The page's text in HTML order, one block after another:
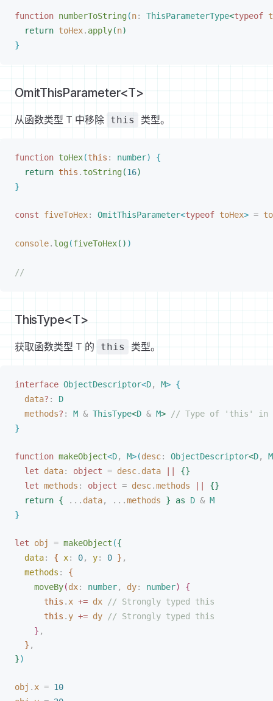
function numberToString(n: ThisParameterType<typeof
return toHex. apply(n)
}
OmitThisParameter<T>
从函数类型 T 中移除 this 类型。
function toHex(this : number)
{
return this . toString(16)
}
const fiveToHex: OmitThisParameter<typeof toHex> =
console. log(fiveToHex( ) )
//
ThisType<T>
获取函数类型 T 的 this 类型。
interface ObjectDescriptor<D, M> {
data? : D
methods? : M & ThisType<D & M>
// Type of 'this' in
}
function makeObject<D, M>(desc: ObjectDescriptor<D, M
let data: object = desc. data || {}
let methods : object = desc.methods || {}
return { ... data, ...methods } as D & M
}
let obj = makeObject ({
data: { x: 0, y: 0 } ,
methods : {
moveBy(dx: number, dy: number)
{
this . x += dx // Strongly typed this
this . y += dy // Strongly typed this
} ,
} ,
})
obj . x = 10